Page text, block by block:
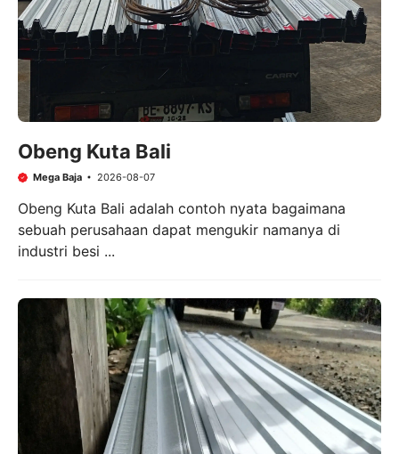
Obeng Kuta Bali
Mega Baja 2026-08-07
Obeng Kuta Bali adalah contoh nyata bagaimana
sebuah perusahaan dapat mengukir namanya di
industri besi ...